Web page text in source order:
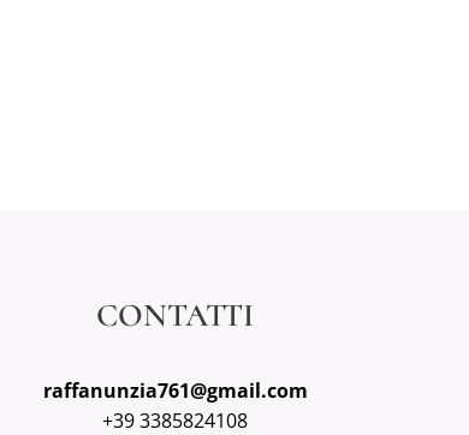
CONTATTI
raffanunzia761@gmail.com
+39 3385824108